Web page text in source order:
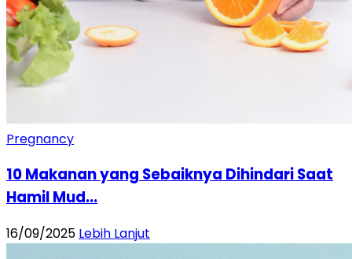
Pregnancy
10 Makanan yang Sebaiknya Dihindari Saat
Hamil Mud...
16/09/2025 Lebih Lanjut